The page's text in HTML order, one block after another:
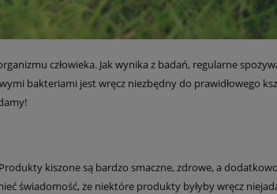
człowieka. Jak wynika z badań, regularne
bakteriami jest wręcz niezbędny do prawidłowego
kiszone są bardzo smaczne, zdrowe, a
świadomość, że niektóre produkty byłyby wręcz